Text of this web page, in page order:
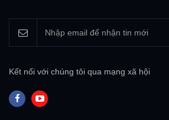
Kết nối với chúng tôi qua mạng xã hội